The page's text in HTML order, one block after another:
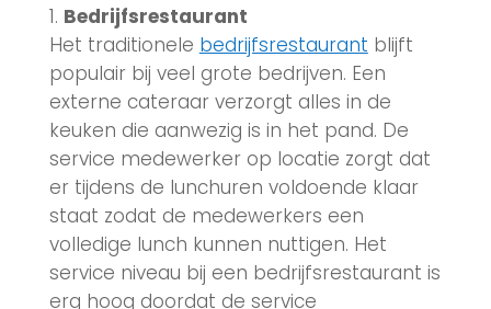
Bedrijfsrestaurant
Het traditionele bedrijfsrestaurant blijft
populair bij veel grote bedrijven. Een
externe cateraar verzorgt alles in de
keuken die aanwezig is in het pand. De
service medewerker op locatie zorgt dat
er tijdens de lunchuren voldoende klaar
staat zodat de medewerkers een
volledige lunch kunnen nuttigen. Het
service niveau bij een bedrijfsrestaurant is
erg hoog doordat de service